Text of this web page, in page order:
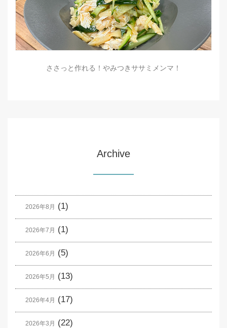
ささっと作れる！やみつきササミメンマ！
Archive
2026年8月 (1)
2026年7月 (1)
2026年6月 (5)
2026年5月 (13)
2026年4月 (17)
2026年3月 (22)